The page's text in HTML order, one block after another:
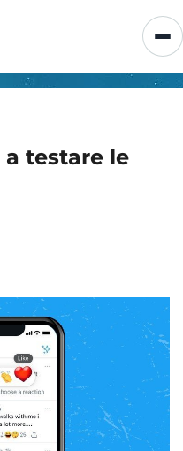
testare le